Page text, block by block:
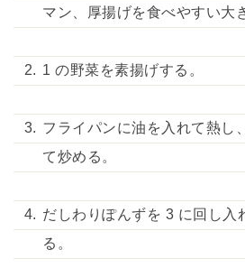
マン、厚揚げを食べやすい大
1 の野菜を素揚げする。
フライパンに油を入れて熱し
て炒める。
だしわりぽんずを 3 に回し入
る。